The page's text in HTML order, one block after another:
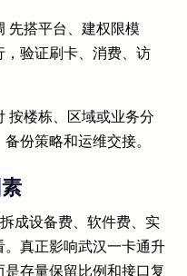
先搭平台、建权限模
验证刷卡、消费、访
按楼栋、区域或业务分
份策略和运维交接。
成设备费、软件费、实
真正影响武汉一卡通升
存量保留比例和接口复